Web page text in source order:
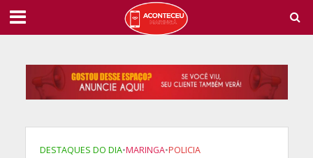
DESTAQUES DO DIA•MARINGA•POLICIA